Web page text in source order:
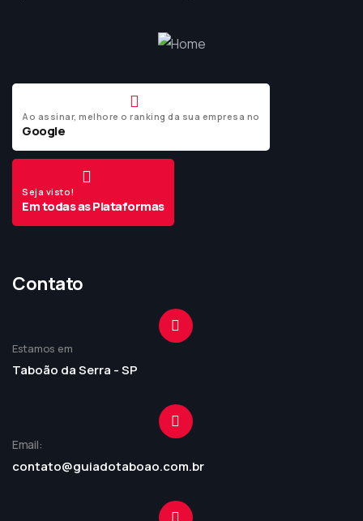
Ao assinar, melhore o ranking da sua empresa no
Google
Seja visto!
Em todas as Plataformas
Contato
Estamos em
Taboão da Serra - SP
Email:
contato@guiadotaboao.com.br